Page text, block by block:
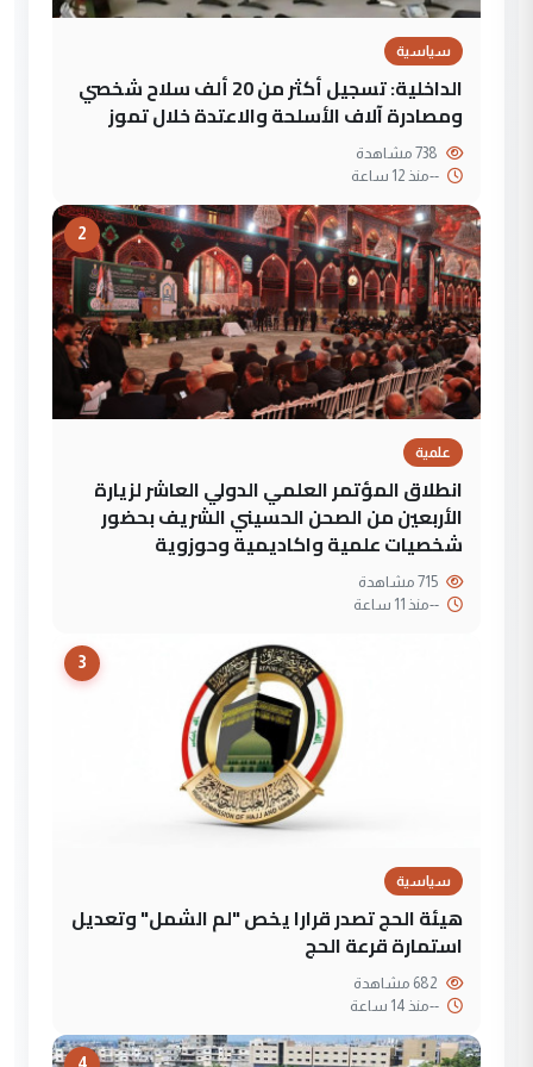
سياسية
الداخلية: تسجيل أكثر من 20 ألف سلاح شخصي
ومصادرة آلاف الأسلحة والاعتدة خلال تموز
--منذ 12 ساعة
2
علمية
انطلاق المؤتمر العلمي الدولي العاشر لزيارة
الأربعين من الصحن الحسيني الشريف بحضور
شخصيات علمية واكاديمية وحوزوية
--منذ 11 ساعة
3
سياسية
هيئة الحج تصدر قرارا يخص "لم الشمل" وتعديل
استمارة قرعة الحج
--منذ 14 ساعة